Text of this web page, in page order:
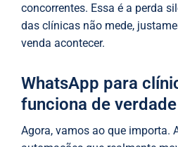
concorrentes. Essa é a perda
das clínicas não mede,
venda acontecer.
WhatsApp para
funciona de verdade
Agora, vamos ao que importa.